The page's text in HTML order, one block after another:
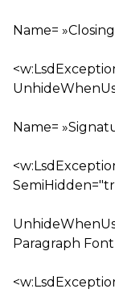
Name=
Name=
Paragraph Font